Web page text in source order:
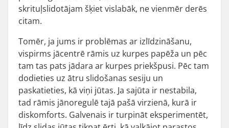
skrituļslidotājam šķiet vislabāk, ne vienmēr derēs
citam.
Tomēr, ja jums ir problēmas ar izlīdzināšanu,
vispirms jācentrē rāmis uz kurpes papēža un pēc
tam tas pats jādara ar kurpes priekšpusi. Pēc tam
dodieties uz ātru slidošanas sesiju un
paskatieties, kā viņi jūtas. Ja sajūta ir nestabila,
tad rāmis jānoregulē tajā pašā virzienā, kurā ir
diskomforts. Galvenais ir turpināt eksperimentēt,